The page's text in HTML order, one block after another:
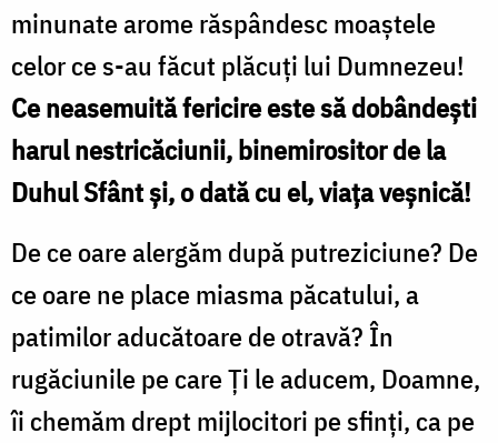
minunate arome răspândesc moaştele
celor ce s-au făcut plăcuţi lui Dumnezeu!
Ce neasemuită fericire este să dobândeşti
harul nestricăciunii, binemirositor de la
Duhul Sfânt şi, o dată cu el, viaţa veşnică!
De ce oare alergăm după putreziciune? De
ce oare ne place miasma păcatului, a
patimilor aducătoare de otravă? În
rugăciunile pe care Ţi le aducem, Doamne,
îi chemăm drept mijlocitori pe sfinţi, ca pe